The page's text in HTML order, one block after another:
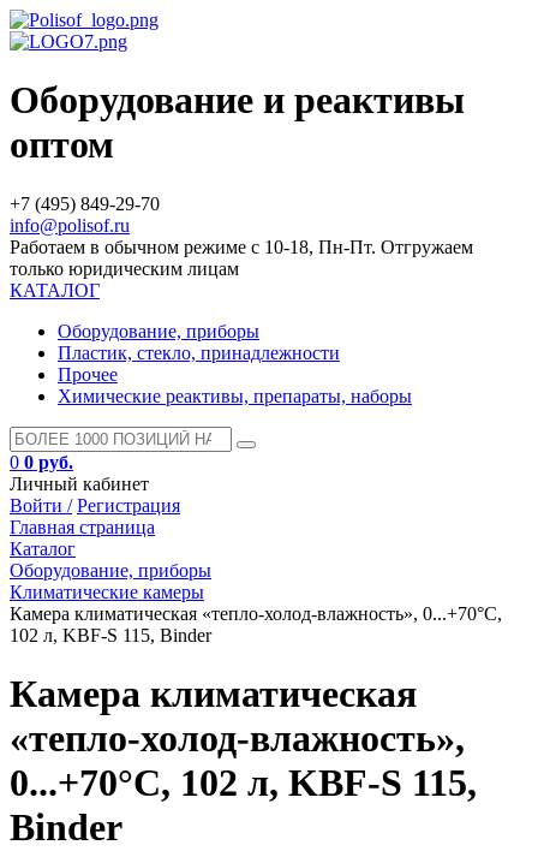
Оборудование и реактивы
оптом
+7 (495) 849-29-70
info@polisof.ru
Работаем в обычном режиме с 10-18, Пн-Пт. Отгружаем
только юридическим лицам
КАТАЛОГ
Оборудование, приборы
Пластик, стекло, принадлежности
Прочее
Химические реактивы, препараты, наборы
0 0 руб.
Личный кабинет
Войти / Регистрация
Главная страница
Каталог
Оборудование, приборы
Климатические камеры
Камера климатическая «тепло-холод-влажность», 0...+70°С,
102 л, KBF-S 115, Binder
Камера климатическая
«тепло-холод-влажность»,
0...+70°С, 102 л, KBF-S 115,
Binder